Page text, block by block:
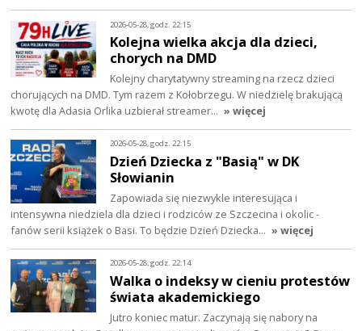
2026-05-28, godz. 22:15
Kolejna wielka akcja dla dzieci,
chorych na DMD
Kolejny charytatywny streaming na rzecz dzieci
chorujących na DMD. Tym razem z Kołobrzegu. W niedzielę brakującą
kwotę dla Adasia Orlika uzbierał streamer… » więcej
2026-05-28, godz. 22:15
Dzień Dziecka z "Basią" w DK
Słowianin
Zapowiada się niezwykle interesująca i
intensywna niedziela dla dzieci i rodziców ze Szczecina i okolic -
fanów serii książek o Basi. To będzie Dzień Dziecka… » więcej
2026-05-28, godz. 22:14
Walka o indeksy w cieniu protestów
świata akademickiego
Jutro koniec matur. Zaczynają się nabory na